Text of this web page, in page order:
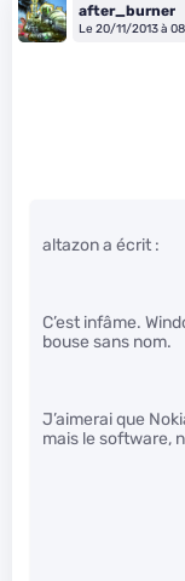
after_burner
Le 20/11/2013 à
altazon a écrit :
C’est infâme.
bouse sans nom.
J’aimerai que
mais le software,